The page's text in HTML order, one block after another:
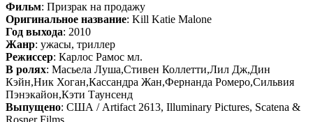
Фильм: Призрак на продажу
Оригинальное название: Kill Katie Malone
Год выхода: 2010
Жанр: ужасы, триллер
Режиссер: Карлос Рамос мл.
В ролях: Масьела Луша,Стивен Коллетти,Лил Дж,Дин
Кэйн,Ник Хоган,Кассандра Жан,Фернанда Ромеро,Сильвия
Пэнэкайон,Кэти Таунсенд
Выпущено: США / Artifact 2613, Illuminary Pictures, Scatena &